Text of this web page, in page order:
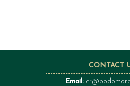
CONTACT
Email: